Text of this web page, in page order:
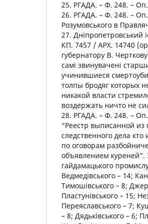
25. РГАДА. – Ф. 248. –
26. РГАДА. – Ф. 248. –
Розумовського в
27. Дніпропетровський
КП. 7457 / АРХ. 14740
губернатору В.
самі звинувачені
учинившиеся
толпы бродяг которых
никакой власти
воздержать ничто не
28. РГАДА. – Ф. 248. –
“Реестр выписанной из
следственного дела
по оговорам
объявлением куреней”.
гайдамацького
Ведмедівського – 14;
Тимошівського – 8;
Пластунівського – 15;
Переяславського – 7;
– 8; Дядьківського – 6;